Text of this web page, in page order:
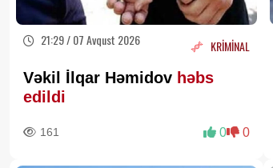
21:29 / 07 Avqust 2026 KRİMİNAL
Vəkil İlqar Həmidov həbs
edildi
161 0 0